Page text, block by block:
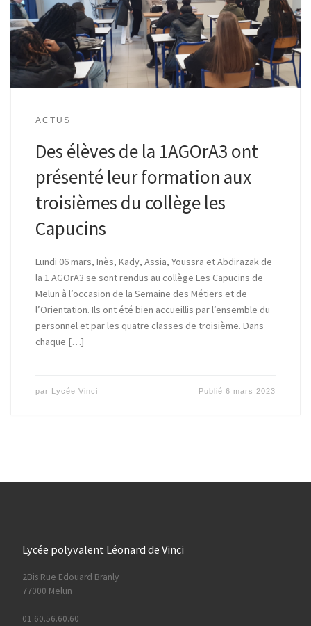
ACTUS
Des élèves de la 1AGOrA3 ont
présenté leur formation aux
troisièmes du collège les
Capucins
Lundi 06 mars, Inès, Kady, Assia, Youssra et Abdirazak de
la 1 AGOrA3 se sont rendus au collège Les Capucins de
Melun à l’occasion de la Semaine des Métiers et de
l’Orientation. Ils ont été bien accueillis par l’ensemble du
personnel et par les quatre classes de troisième. Dans
chaque […]
par Lycée Vinci Publié6 mars 2023
Lycée polyvalent Léonard de Vinci
2Bis Rue Edouard Branly
77000 Melun
01.60.56.60.60